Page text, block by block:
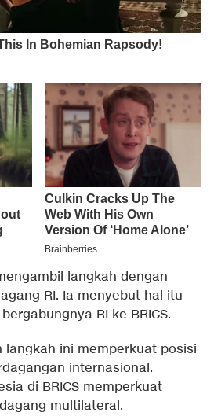
langkah dengan
RI. Ia menyebut hal itu
RI ke BRICS.
langkah ini memperkuat posisi
internasional.
di BRICS memperkuat
multilateral.